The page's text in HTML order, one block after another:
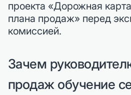
проекта «Дорожная
плана продаж» перед
комиссией.
Зачем
продаж обучение